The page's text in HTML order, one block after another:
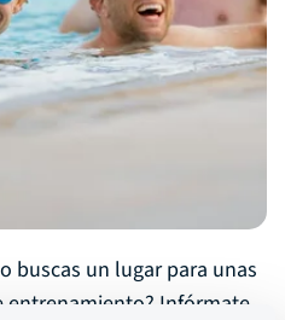
buscas un lugar para unas
entrenamiento? Infórmate